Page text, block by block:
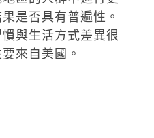
是否具有普遍性。
與生活方式差異很
來自美國。